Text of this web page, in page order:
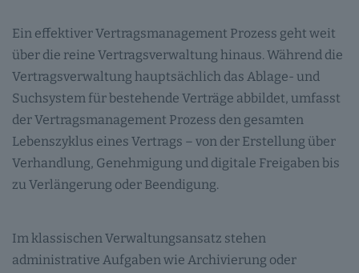
Ein effektiver Vertragsmanagement Prozess geht weit
über die reine Vertragsverwaltung hinaus. Während die
Vertragsverwaltung hauptsächlich das Ablage- und
Suchsystem für bestehende Verträge abbildet, umfasst
der Vertragsmanagement Prozess den gesamten
Lebenszyklus eines Vertrags – von der Erstellung über
Verhandlung, Genehmigung und digitale Freigaben bis
zu Verlängerung oder Beendigung.
Im klassischen Verwaltungsansatz stehen
administrative Aufgaben wie Archivierung oder